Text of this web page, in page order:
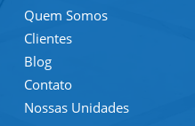
Quem Somos
Clientes
Blog
Contato
Nossas Unidades